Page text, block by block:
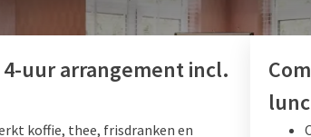
VAN DER VALK 2026
uur arrangement incl.
koffie, thee, frisdranken en